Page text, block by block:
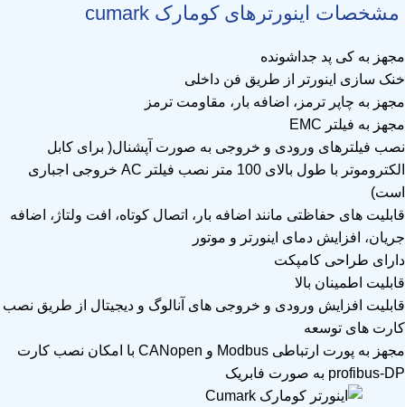
مشخصات اینورترهای کومارک cumark
مجهز به کی پد جداشونده
خنک سازی اینورتر از طریق فن داخلی
مجهز به چاپر ترمز، اضافه بار، مقاومت ترمز
مجهز به فیلتر EMC
نصب فیلترهای ورودی و خروجی به صورت آپشنال( برای کابل
الکتروموتر با طول بالای 100 متر نصب فیلتر AC خروجی اجباری
است)
قابلیت های حفاظتی مانند اضافه بار، اتصال کوتاه، افت ولتاژ، اضافه
جریان، افزایش دمای اینورتر و موتور
دارای طراحی کامپکت
قابلیت اطمینان بالا
قابلیت افزایش ورودی و خروجی های آنالوگ و دیجیتال از طریق نصب
کارت های توسعه
مجهز به پورت ارتباطی Modbus و CANopen با امکان نصب کارت
profibus-DP به صورت فابریک